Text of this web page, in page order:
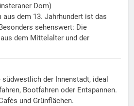
Dom)
aus dem 13. Jahrhundert ist das
sehenswert: Die
dem Mittelalter und der
der Innenstadt, ideal
Bootfahren oder Entspannen.
und Grünflächen.